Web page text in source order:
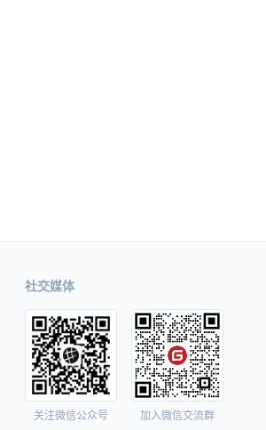
社交媒体
关注微信公众号 加入微信交流群